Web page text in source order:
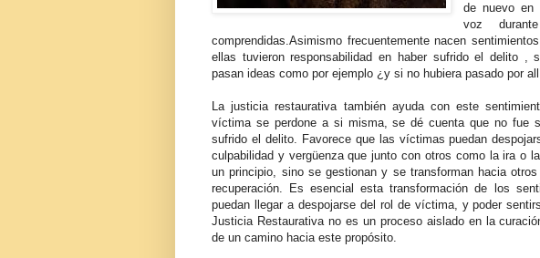
de nuevo en
voz
comprendidas.Asimismo frecuentemente nacen
ellas tuvieron responsabilidad en haber sufrido el delito ,
pasan ideas como por ejemplo ¿y si no hubiera pasado por
La justicia restaurativa también ayuda con este
víctima se perdone a si misma, se dé cuenta que no fue
sufrido el delito. Favorece que las víctimas puedan
culpabilidad y vergüenza que junto con otros como la ira o
un principio, sino se gestionan y se transforman hacia
recuperación. Es esencial esta transformación de los
puedan llegar a despojarse del rol de víctima, y poder
Justicia Restaurativa no es un proceso aislado en la
de un camino hacia este propósito.